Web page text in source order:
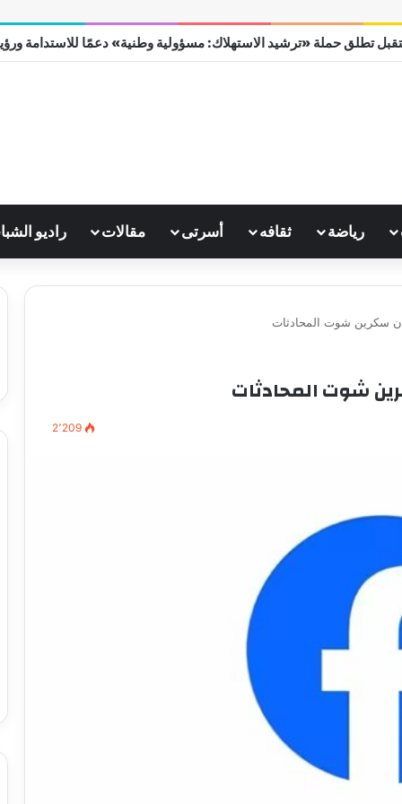
تطلق حملة «ترشيد الاستهلاك: مسؤولية وطنية» دعمًا للاستدامة ورؤية
رياضة ثقافه أسرتى مقالات راديو
سكرين شوت المحادثات
شوت المحادثات
2٬209
الدين …. يكتب
القرن 21
يكتب
ميلاد
جديدمصطفى كامل سيف الدين …. يكتب
ميلاد جديد